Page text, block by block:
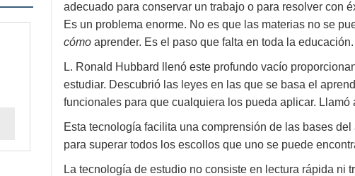
adecuado para conservar un trabajo o para resolver con
Es un problema enorme. No es que las materias no se
cómo aprender. Es el paso que falta en toda la educación.
L. Ronald Hubbard llenó este profundo vacío
estudiar. Descubrió las leyes en las que se basa el
funcionales para que cualquiera los pueda aplicar. Llamó
Esta tecnología facilita una comprensión de las bases
para superar todos los escollos que uno se puede
La tecnología de estudio no consiste en lectura rápida ni